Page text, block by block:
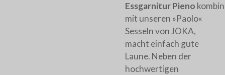
EssgarniturPieno
mit unseren »Paolo«
Sesseln von JOKA,
macht einfach gute
Laune. Neben der
hochwertigen